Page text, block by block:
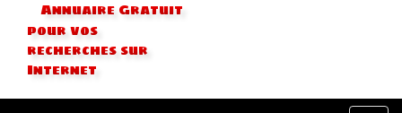
Annuaire Gratuit
pour vos
recherches sur
Internet